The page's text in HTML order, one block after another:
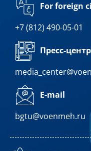
For foreign
+7 (812) 490-05-01
Пресс-центр
E-mail
bgtu@voenmeh.ru